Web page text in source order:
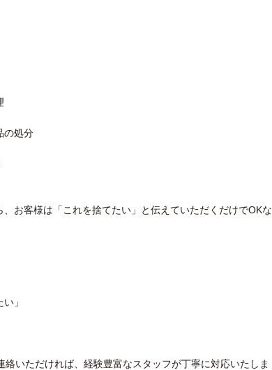
の処分
お客様は「これを捨てたい」と伝えていただくだけでOKな
」
いただければ、経験豊富なスタッフが丁寧に対応いたしま